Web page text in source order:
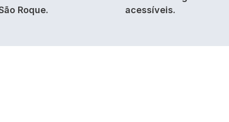
Roque.
acessíveis.